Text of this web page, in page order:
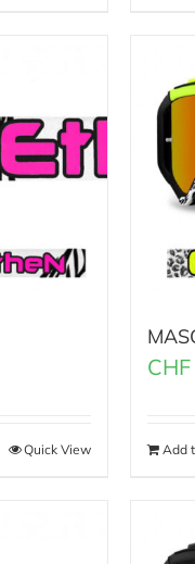
Quick View
CHF
Add